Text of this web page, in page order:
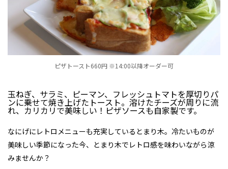
ピザトースト660円 ※14:00以降オーダー可
玉ねぎ、サラミ、ピーマン、フレッシュトマトを厚切りパ
ンに乗せて焼き上げたトースト。溶けたチーズが周りに流
れ、カリカリで美味しい！ピザソースも自家製です。
なにげにレトロメニューも充実しているとまり木。冷たいものが
美味しい季節になった今、とまり木でレトロ感を味わいながら涼
みませんか？